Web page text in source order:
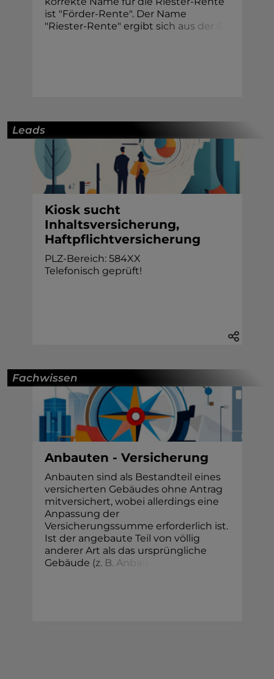
ist "Förder-Rente". Der Name
"Riester-Rente" ergibt sich aus der
Leads
Kiosk sucht
Inhaltsversicherung,
Haftpflichtversicherung
PLZ-Bereich: 584XX
Telefonisch geprüft!
Fachwissen
Anbauten - Versicherung
Anbauten sind als Bestandteil eines
versicherten Gebäudes ohne Antrag
mitversichert, wobei allerdings eine
Anpassung der
Versicherungssumme erforderlich ist.
Ist der angebaute Teil von völlig
anderer Art als das ursprüngliche
Gebäude (z. B. An b